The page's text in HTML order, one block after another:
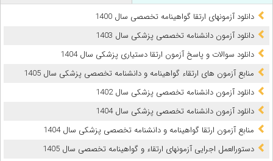
دانلود آزمونهای ارتقا گواهینامه تخصصی سال 1400
دانلود آزمون دانشنامه تخصصی پزشکی سال 1403
دانلود سوالات و پاسخ آزمون ارتقا دستیاری پزشکی سال 1404
منابع آزمون های ارتقاء گواهینامه و دانشنامه تخصصی پزشکی سال 1405
دانلود آزمون دانشنامه تخصصی پزشکی سال 1402
دانلود آزمون دانشنامه تخصصی پزشکی سال 1404
منابع آزمون ارتقا گواهینامه و دانشنامه تخصصی پزشکی سال 1404
دستورالعمل اجرایی آزمونهای ارتقاء و گواهینامه تخصصی سال 1405